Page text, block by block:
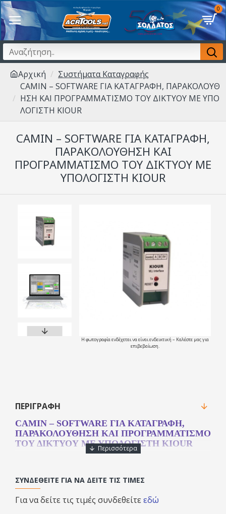
0
Αρχική
Συστήματα Καταγραφής
CAMIN – SOFTWARE ΓΙΑ ΚΑΤΑΓΡΑΦΗ, ΠΑΡΑΚΟΛΟΥΘ
ΗΣΗ ΚΑΙ ΠΡΟΓΡΑΜΜΑΤΙΣΜΟ ΤΟΥ ΔΙΚΤΥΟΥ ΜΕ ΥΠΟ
ΛΟΓΙΣΤΗ KIOUR
CAMIN – SOFTWARE ΓΙΑ ΚΑΤΑΓΡΑΦΗ,
ΠΑΡΑΚΟΛΟΥΘΗΣΗ ΚΑΙ
ΠΡΟΓΡΑΜΜΑΤΙΣΜΟ ΤΟΥ ΔΙΚΤΥΟΥ ΜΕ
ΥΠΟΛΟΓΙΣΤΗ KIOUR
Η φωτογραφία ενδέχεται να είναι ενδεικτική – Καλέστε μας για
επιβεβαίωση.
ΠΕΡΙΓΡΑΦΉ
CAMIN – SOFTWARE ΓΙΑ ΚΑΤΑΓΡΑΦΗ,
ΠΑΡΑΚΟΛΟΥΘΗΣΗ ΚΑΙ ΠΡΟΓΡΑΜΜΑΤΙΣΜΟ
ΤΟΥ ΔΙΚΤΥΟΥ ΜΕ ΥΠΟΛΟΓΙΣΤΗ KIOUR
του συμπιεστή/αντλίας νερού και της απόψυξης
ΣΥΝΔΕΘΕΊΤΕ ΓΙΑ ΝΑ ΔΕΊΤΕ ΤΙΣ ΤΙΜΈΣ
Για να δείτε τις τιμές συνδεθείτεεδώ